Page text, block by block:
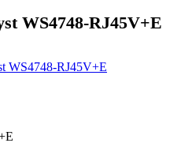
WS4748-RJ45V+E